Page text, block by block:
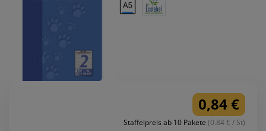
0,84 €
Staffelpreis ab 10 Pakete (0.84 € / St)